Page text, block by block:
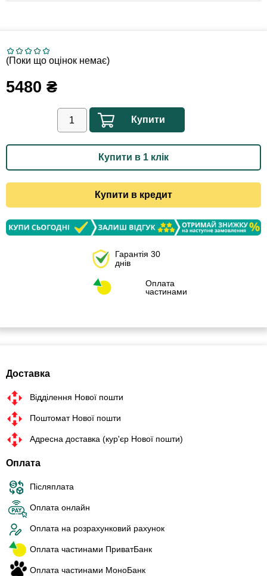
(Поки що оцінок немає)
5480 ₴
Купити
Купити в 1 клік
Купити в кредит
Гарантія 30
днів
Оплата
частинами
Доставка
Відділення Нової пошти
Поштомат Нової пошти
Адресна доставка (кур'єр Нової пошти)
Оплата
Післяплата
Оплата онлайн
Оплата на розрахунковий рахунок
Оплата частинами ПриватБанк
Оплата частинами МоноБанк